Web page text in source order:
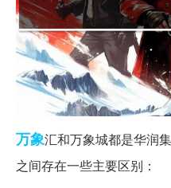
万象汇和万象城都是华润
之间存在一些主要区别：